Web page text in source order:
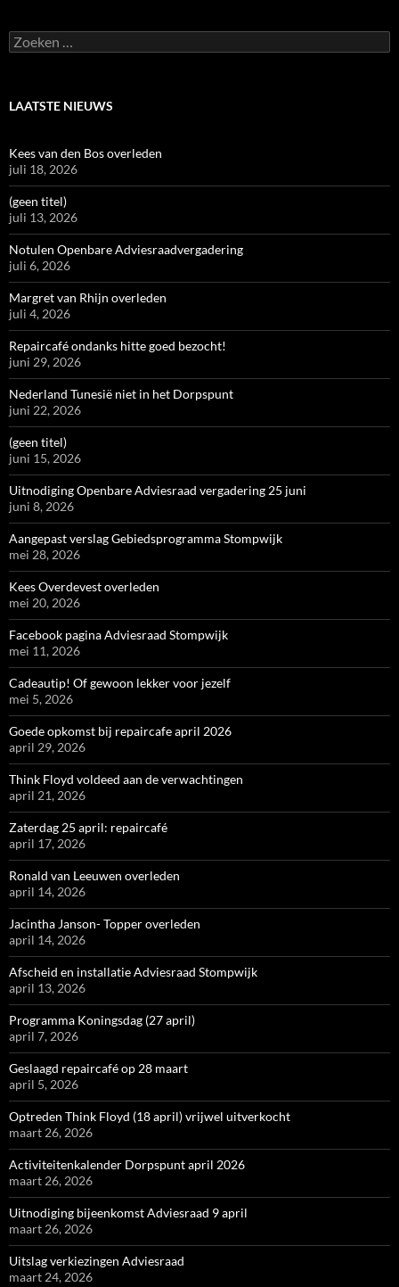
Zoeken
naar:
LAATSTE NIEUWS
Kees van den Bos overleden
juli 18, 2026
(geen titel)
juli 13, 2026
Notulen Openbare Adviesraadvergadering
juli 6, 2026
Margret van Rhijn overleden
juli 4, 2026
Repaircafé ondanks hitte goed bezocht!
juni 29, 2026
Nederland Tunesië niet in het Dorpspunt
juni 22, 2026
(geen titel)
juni 15, 2026
Uitnodiging Openbare Adviesraad vergadering 25 juni
juni 8, 2026
Aangepast verslag Gebiedsprogramma Stompwijk
mei 28, 2026
Kees Overdevest overleden
mei 20, 2026
Facebook pagina Adviesraad Stompwijk
mei 11, 2026
Cadeautip! Of gewoon lekker voor jezelf
mei 5, 2026
Goede opkomst bij repaircafe april 2026
april 29, 2026
Think Floyd voldeed aan de verwachtingen
april 21, 2026
Zaterdag 25 april: repaircafé
april 17, 2026
Ronald van Leeuwen overleden
april 14, 2026
Jacintha Janson- Topper overleden
april 14, 2026
Afscheid en installatie Adviesraad Stompwijk
april 13, 2026
Programma Koningsdag (27 april)
april 7, 2026
Geslaagd repaircafé op 28 maart
april 5, 2026
Optreden Think Floyd (18 april) vrijwel uitverkocht
maart 26, 2026
Activiteitenkalender Dorpspunt april 2026
maart 26, 2026
Uitnodiging bijeenkomst Adviesraad 9 april
maart 26, 2026
Uitslag verkiezingen Adviesraad
maart 24, 2026